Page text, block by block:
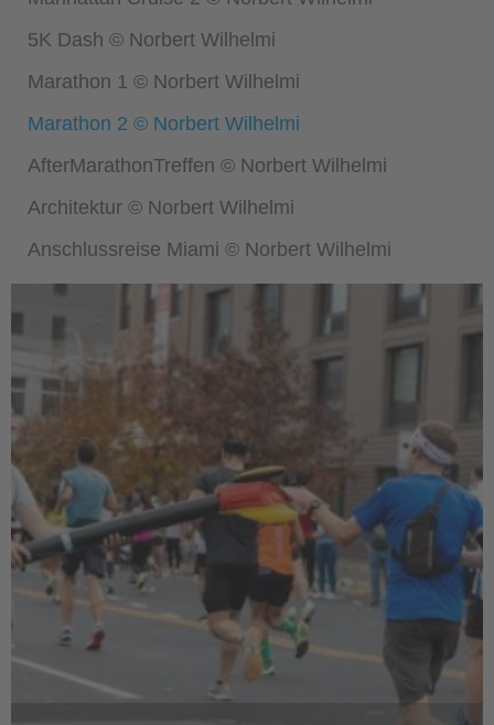
5K Dash © Norbert Wilhelmi
Marathon 1 © Norbert Wilhelmi
Marathon 2 © Norbert Wilhelmi
AfterMarathonTreffen © Norbert Wilhelmi
Architektur © Norbert Wilhelmi
Anschlussreise Miami © Norbert Wilhelmi